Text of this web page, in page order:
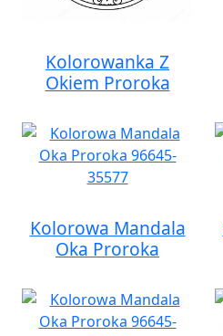
Kolorowanka Z
Okiem Proroka
Kolorowa Mandala
Oka Proroka